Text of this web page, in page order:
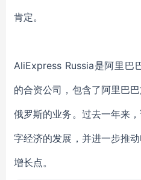
肯定。
AliExpress Russia是阿里巴
的合资公司，包含了阿里巴
俄罗斯的业务。过去一年来
字经济的发展，并进一步推
增长点。